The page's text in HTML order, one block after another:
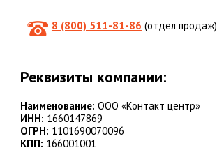
8 (800) 511-81-86 (отдел продаж)
Реквизиты компании:
Наименование: ООО «Контакт центр»
ИНН: 1660147869
ОГРН: 1101690070096
КПП: 166001001